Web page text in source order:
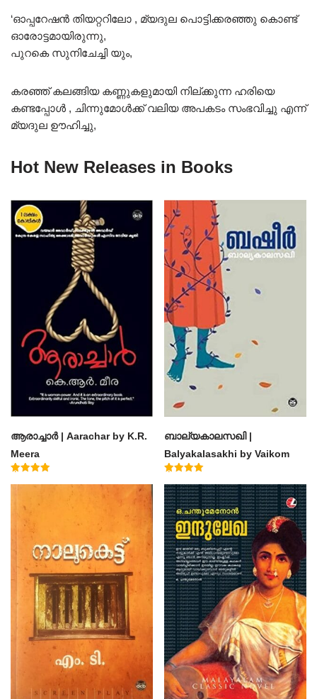
‘ഓപ്പറേഷൻ തിയറ്ററിലോ , മ്യദുല പൊട്ടിക്കരഞ്ഞു കൊണ്ട്
ഓരോട്ടമായിരുന്നു,
പുറകെ സുനിചേച്ചി യും,
കരഞ്ഞ് കലങ്ങിയ കണ്ണുകളുമായി നില്ക്കുന്ന ഹരിയെ
കണ്ടപ്പോൾ , ചിന്നുമോൾക്ക് വലിയ അപകടം സംഭവിച്ചു എന്ന്
മ്യദുല ഊഹിച്ചു,
Hot New Releases in Books
ആരാച്ചാര്‍ | Aarachar by K.R.
Meera
ബാല്യകാലസഖി |
Balyakalasakhi by Vaikom
Muhammad Basheer
4.60
out of 5